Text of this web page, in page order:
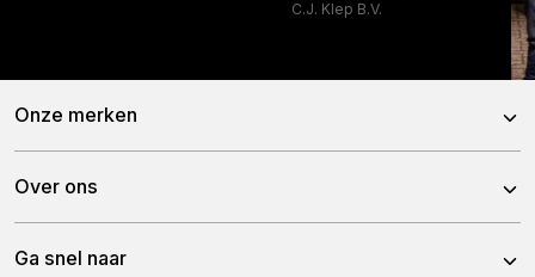
Onze merken
Tulip
Over ons
Ga snel naar